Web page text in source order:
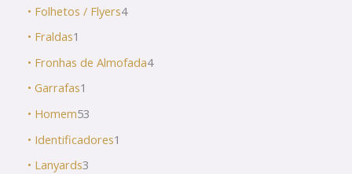
• Folhetos / Flyers4
• Fraldas1
• Fronhas de Almofada4
• Garrafas1
• Homem53
• Identificadores1
• Lanyards3